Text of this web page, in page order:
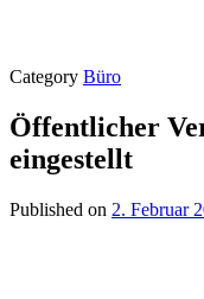
Category Büro
Öffentlicher
eingestellt
Published on 2. Februar